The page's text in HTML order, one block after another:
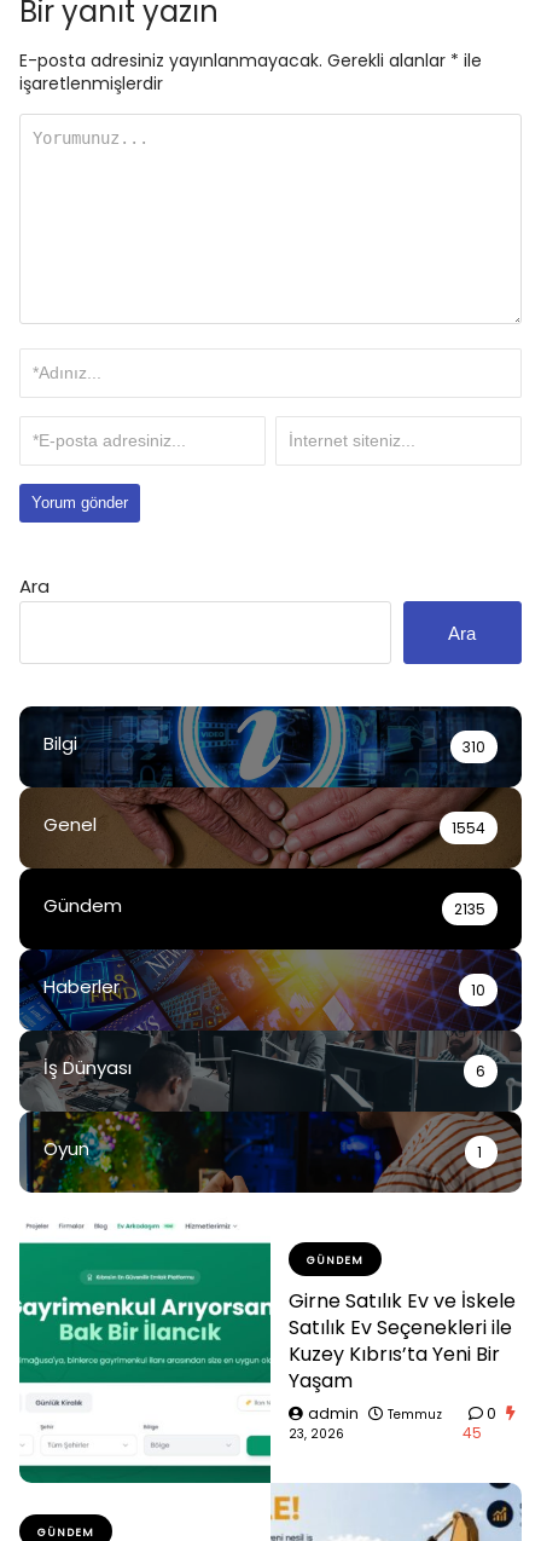
Bir yanıt yazın
E-posta adresiniz yayınlanmayacak. Gerekli alanlar * ile
işaretlenmişlerdir
Ara
Ara
Bilgi 310
Genel 1554
Gündem 2135
Haberler 10
İş Dünyası 6
Oyun 1
GÜNDEM
Girne Satılık Ev ve İskele
Satılık Ev Seçenekleri ile
Kuzey Kıbrıs’ta Yeni Bir
Yaşam
admin
Temmuz
23, 2026
0
45
GÜNDEM